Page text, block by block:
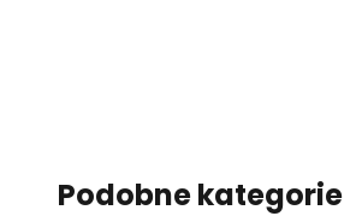
Podobne kategorie